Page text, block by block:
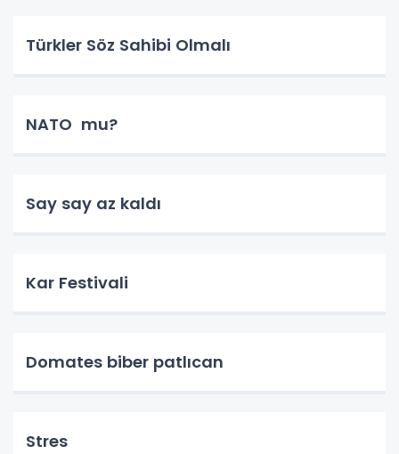
Türkler Söz Sahibi Olmalı
NATO mu?
Say say az kaldı
Kar Festivali
Domates biber patlıcan
Stres